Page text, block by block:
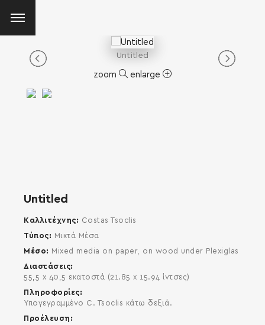
Untitled
zoom enlarge
Untitled
Καλλιτέχνης
Costas Tsoclis
Τύπος
Μικτά Μέσα
Μέσο
Mixed media on paper, on wood under Plexiglas
Διαστάσεις
55,5 x 40,5 εκατοστά (21.85 x 15.94 ίντσες)
Πληροφορίες
Υπογεγραμμένο C. Tsoclis κάτω δεξιά.
Προέλευση